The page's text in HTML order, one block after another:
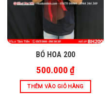
BÓ HOA 200
500.000 ₫
THÊM VÀO GIỎ HÀNG